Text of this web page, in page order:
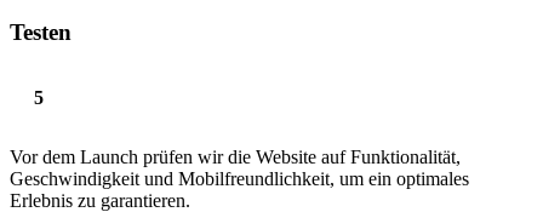
Testen
Vor dem Launch prüfen wir die Website auf Funktionalität,
Geschwindigkeit und Mobilfreundlichkeit, um ein optimales
Erlebnis zu garantieren.